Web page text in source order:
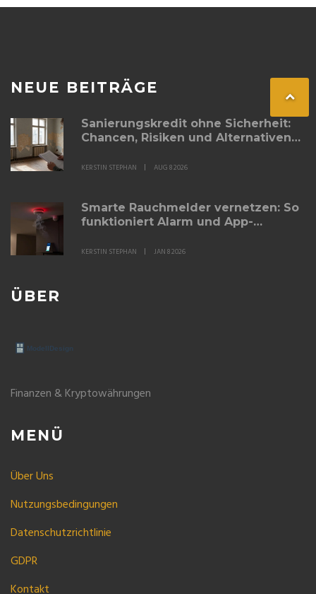
NEUE BEITRÄGE
Sanierungskredit ohne Sicherheit:
Chancen, Risiken und Alternativen
KERSTIN STEPHAN AUG 8 2026
Smarte Rauchmelder vernetzen: So
funktioniert Alarm und App-
KERSTIN STEPHAN JAN 8 2026
ÜBER
Finanzen & Kryptowährungen
MENÜ
Über Uns
Nutzungsbedingungen
Datenschutzrichtlinie
GDPR
Kontakt